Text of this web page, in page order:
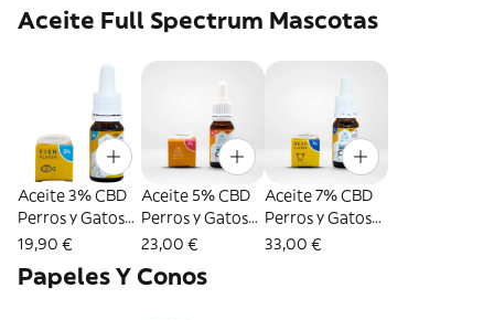
Aceite Full Spectrum Mascotas
Aceite 3% CBD
Perros y Gatos
Full Spectrum
19,90 €
Aceite 5% CBD
Perros y Gatos
Full Spectrum
23,00 €
Aceite 7% CBD
Perros y Gatos
Full Spectrum
33,00 €
Papeles Y Conos